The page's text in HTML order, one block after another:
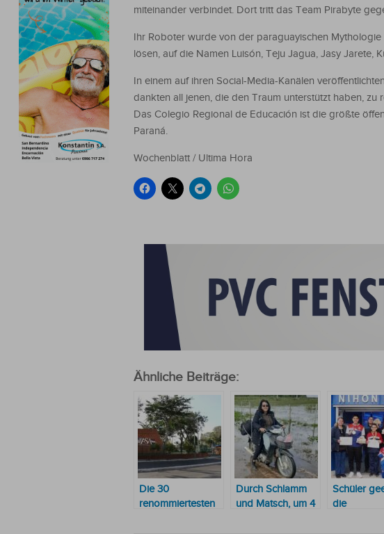
miteinander verbindet. Dort tritt das Team Pirabyte
Ihr Roboter wurde von der paraguayischen
lösen, auf die Namen Luisón, Teju Jagua, Jasy Jarete,
In einem auf ihren Social-Media-Kanälen
dankten all jenen, die den Traum unterstützt haben,
Das Colegio Regional de Educación ist die größte
Paraná.
Wochenblatt / Ultima Hora
Ähnliche Beiträge:
Die 30
renommiertesten
Durch Schlamm
und Matsch, um 4
Schüler
die